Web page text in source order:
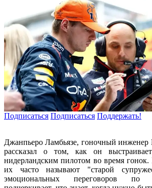
Подписаться Подписаться Поддержать!
Джанпьеро Ламбьязе, гоночный инженер
рассказал о том, как он
нидерландским пилотом во время гонок.
их часто называют "старой
эмоциональных переговоров по